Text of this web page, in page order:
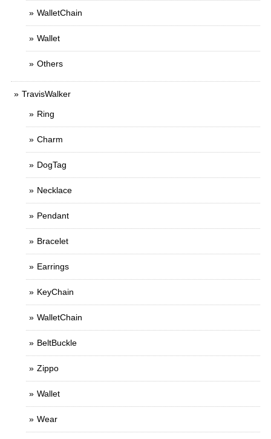
WalletChain
Wallet
Others
TravisWalker
Ring
Charm
DogTag
Necklace
Pendant
Bracelet
Earrings
KeyChain
WalletChain
BeltBuckle
Zippo
Wallet
Wear